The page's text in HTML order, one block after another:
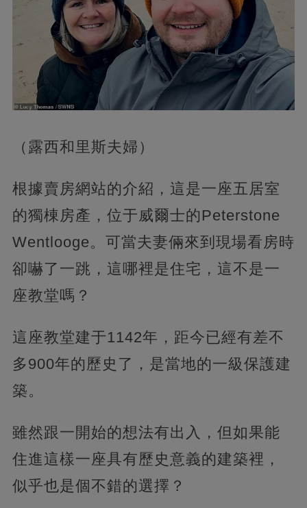
（露西和里斯夫婦）
根據賣房網站的介紹，這是一座五居室
的獨棟房產，位于威爾士的Peterstone
Wentlooge。可當夫妻倆來到現場看房時
卻嚇了一跳，這哪裡是住宅，這不是一
座教堂嗎？
這座教堂建于1142年，距今已經有差不
多900年的歷史了，是當地的一級保護建
築。
雖然跟一開始的想法有出入，但如果能
住進這樣一座具有歷史意義的建築裡，
似乎也是個不錯的選擇？